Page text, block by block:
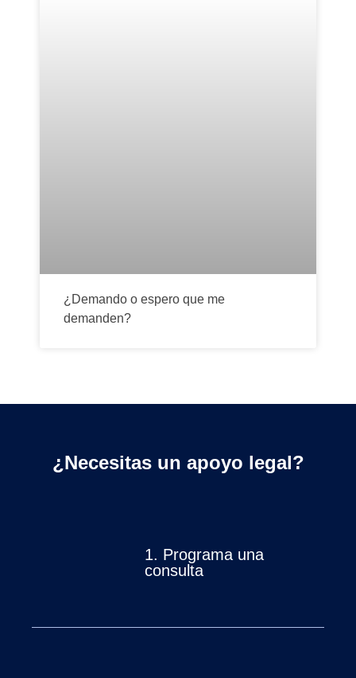
¿Demando o espero que me
demanden?
¿Necesitas un apoyo legal?
1. Programa una
consulta